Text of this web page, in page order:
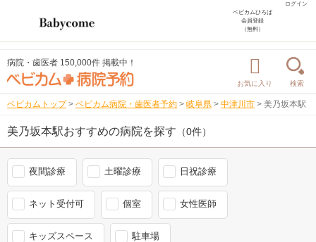
ログイン
ベビカムひろば
会員登録
（無料）
病院・歯医者 150,000件 掲載中！
お気に入り 検索
ベビカムトップ > ベビカム病院・歯医者予約 > 岐阜県 > 中津川市 > 美乃坂本駅
美乃坂本駅おすすめの病院を探す （0件）
夜間診療 土曜診療 日祝診療
ネット受付可 個室 女性医師
キッズスペース 駐車場